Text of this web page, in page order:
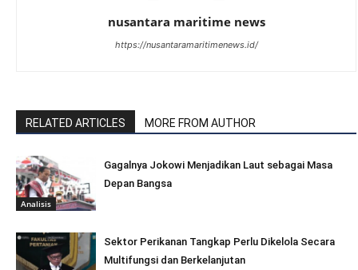
nusantara maritime news
https://nusantaramaritimenews.id/
RELATED ARTICLES MORE FROM AUTHOR
Analisis
Gagalnya Jokowi Menjadikan Laut sebagai Masa
Depan Bangsa
Sektor Perikanan Tangkap Perlu Dikelola Secara
Multifungsi dan Berkelanjutan